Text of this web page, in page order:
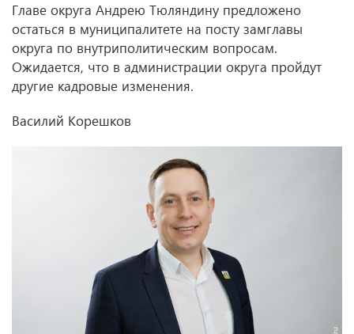
Главе округа Андрею Тюляндину предложено
остаться в муниципалитете на посту замглавы
округа по внутриполитическим вопросам.
Ожидается, что в администрации округа пройдут
другие кадровые изменения.
Василий Корешков